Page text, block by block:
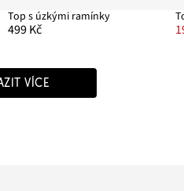
Top s úzkými ramínky
499 Kč
VÍCE